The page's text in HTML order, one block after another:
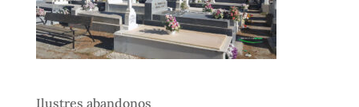
Ilustres abandonos